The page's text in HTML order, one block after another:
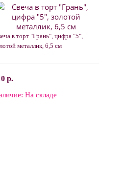
в торт "Грань", цифра "5",
металлик, 6,5 см
р.
В корзину
На складе